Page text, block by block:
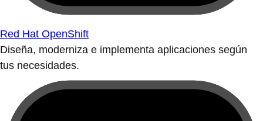
Red Hat OpenShift
Diseña, moderniza e implementa aplicaciones según
tus necesidades.